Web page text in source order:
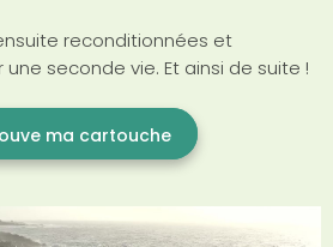
reconditionnées et
seconde vie. Et ainsi de suite !
ma cartouche